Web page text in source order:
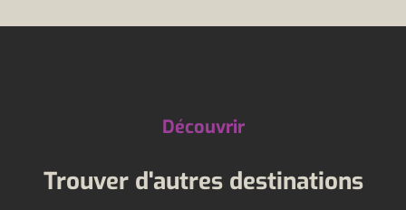
Découvrir
Trouver d'autres destinations